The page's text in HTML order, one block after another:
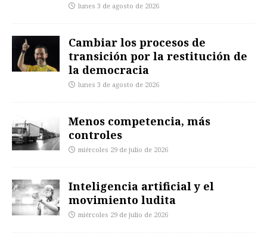
lunes 3 de agosto de 2026
Cambiar los procesos de
transición por la restitución de
la democracia
lunes 3 de agosto de 2026
Menos competencia, más
controles
miércoles 29 de julio de 2026
Inteligencia artificial y el
movimiento ludita
miércoles 29 de julio de 2026